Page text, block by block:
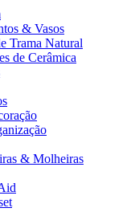
& Vasos
Trama Natural
de Cerâmica
& Molheiras